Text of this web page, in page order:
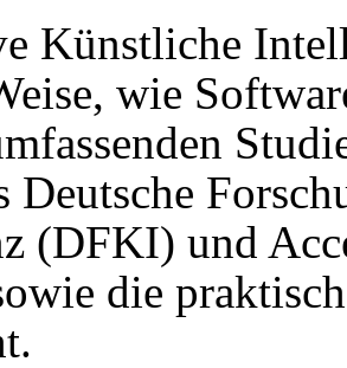
Künstliche
wie
Deutsche
(DFKI) und
die